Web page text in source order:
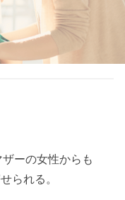
ーの女性からも
られる。